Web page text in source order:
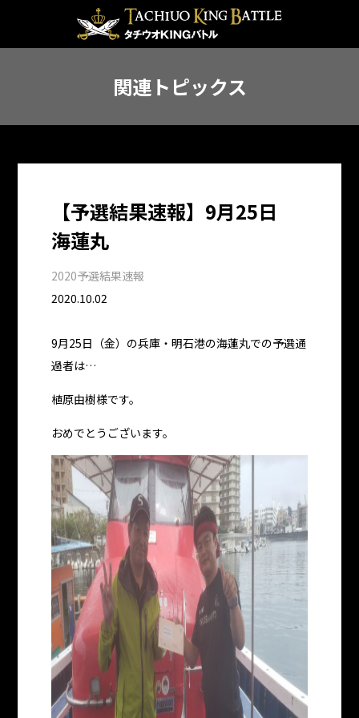
関連トピックス
【予選結果速報】9月25日
海蓮丸
2020予選結果速報
2020.10.02
9月25日（金）の兵庫・明石港の海蓮丸での予選通
過者は…
植原由樹様です。
おめでとうございます。